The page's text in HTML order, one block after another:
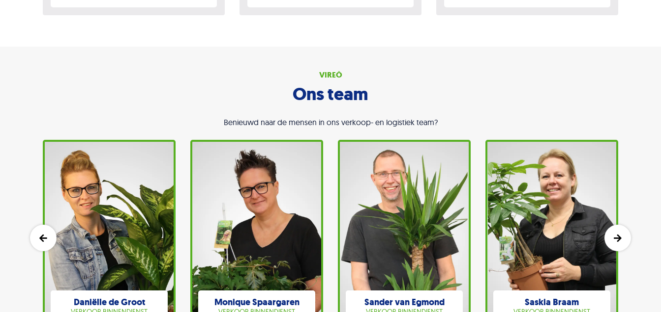
VIREÕ
Ons team
Benieuwd naar de mensen in ons verkoop- en logistiek team?
Daniëlle de Groot Monique Spaargaren Sander van Egmond Saskia Braam